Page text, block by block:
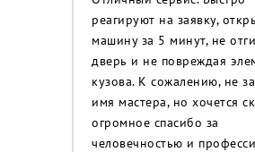
реагируют на заявку,
машину за 5 минут, не
дверь и не повреждая
кузова. К сожалению, не
имя мастера, но хочется
огромное спасибо за
человечностью и